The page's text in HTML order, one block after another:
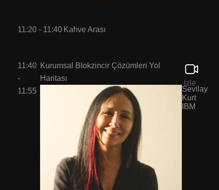
11:20 - 11:40 Kahve Arası
11:40
-
11:55
Kurumsal Blokzincir Çözümleri Yol
Haritası
Sevilay
Kurt
IBM
İzle